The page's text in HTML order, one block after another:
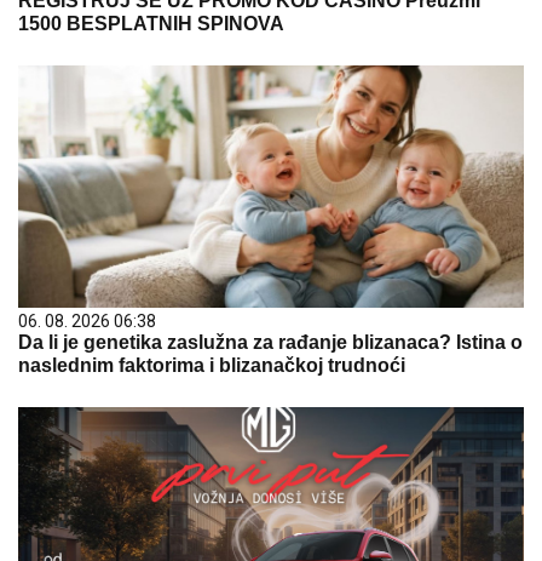
1500 BESPLATNIH SPINOVA
06. 08. 2026 06:38
Da li je genetika zaslužna za rađanje blizanaca? Istina o
naslednim faktorima i blizanačkoj trudnoći